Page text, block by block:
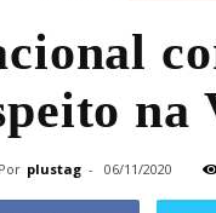
Por plustag - 06/11/2020